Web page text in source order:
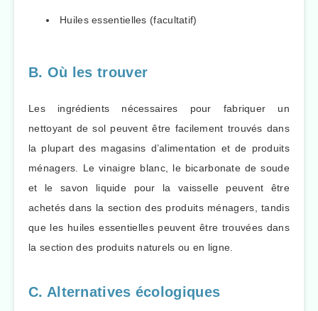
Huiles essentielles (facultatif)
B. Où les trouver
Les ingrédients nécessaires pour fabriquer un
nettoyant de sol peuvent être facilement trouvés dans
la plupart des magasins d’alimentation et de produits
ménagers. Le vinaigre blanc, le bicarbonate de soude
et le savon liquide pour la vaisselle peuvent être
achetés dans la section des produits ménagers, tandis
que les huiles essentielles peuvent être trouvées dans
la section des produits naturels ou en ligne.
C. Alternatives écologiques